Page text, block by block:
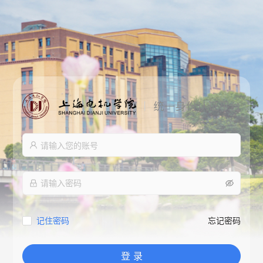
记住密码 忘记密码
登 录